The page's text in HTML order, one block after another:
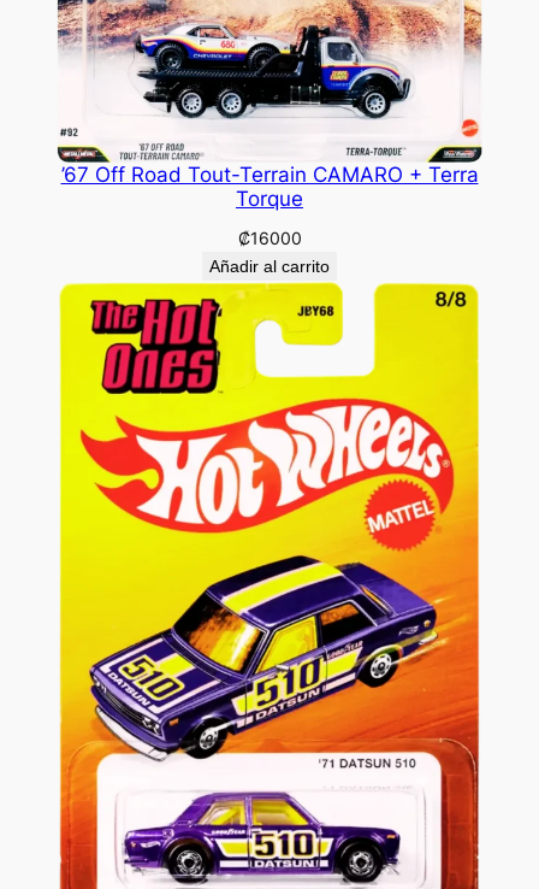
’67 Off Road Tout-Terrain CAMARO + Terra
Torque
₡16000
Añadir al carrito